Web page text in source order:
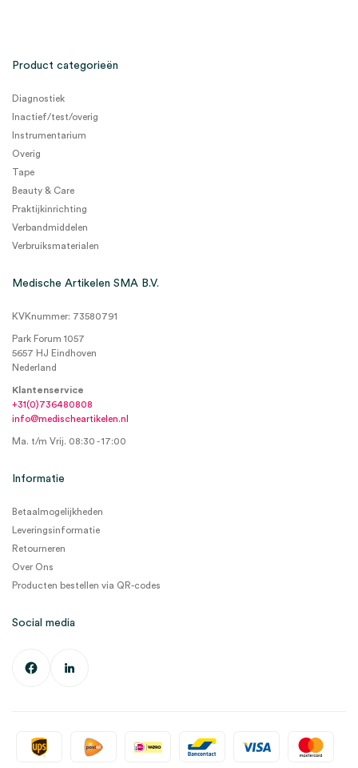
Product categorieën
Diagnostiek
Inactief/test/overig
Instrumentarium
Overig
Tape
Beauty & Care
Praktijkinrichting
Verbandmiddelen
Verbruiksmaterialen
Medische Artikelen SMA B.V.
KVKnummer: 73580791
Park Forum 1057
5657 HJ Eindhoven
Nederland
Klantenservice
+31(0)736480808
info@medischeartikelen.nl
Ma. t/m Vrij. 08:30 - 17:00
Informatie
Betaalmogelijkheden
Leveringsinformatie
Retourneren
Over Ons
Producten bestellen via QR-codes
Social media